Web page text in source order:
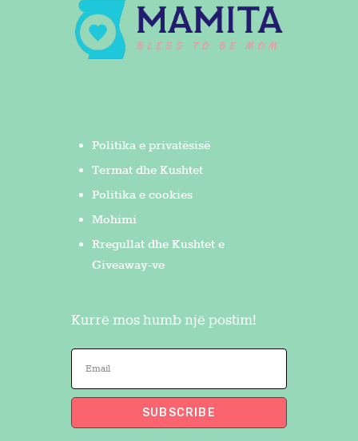
Politika e privatësisë
Termat dhe Kushtet
Politika e cookies
Mohimi
Rregullat dhe Kushtet e
Giveaway-ve
Kurrë mos humb një postim!